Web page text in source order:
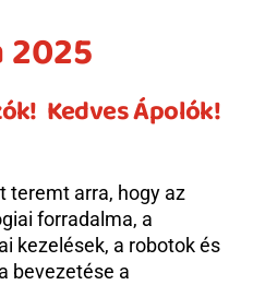
Kedves Ápolók!
teremt arra, hogy az
forradalma, a
kezelések, a robotok és
bevezetése a